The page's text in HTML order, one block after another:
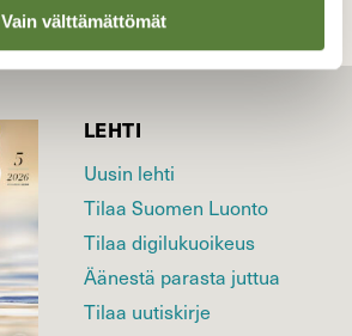
Vain välttämättömät
LEHTI
Uusin lehti
Tilaa Suomen Luonto
Tilaa digilukuoikeus
Äänestä parasta juttua
Tilaa uutiskirje